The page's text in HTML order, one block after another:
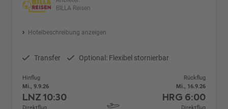
BILLA Reisen
Hotelbeschreibung anzeigen
Transfer Optional: Flexibel stornierbar
Hinflug
Mi., 9.9.26
LNZ10:30
Rückflug
Mi., 16.9.26
HRG 6:00